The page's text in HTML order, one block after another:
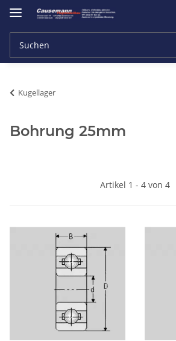
Kugellager
Bohrung 25mm
Artikel 1 - 4 von 4